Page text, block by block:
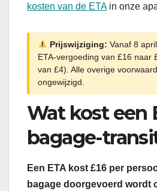
kosten van de ETAin onze
Prijswijziging: Vanaf 8
ETA-vergoeding van £16 naar
van £4). Alle overige
ongewijzigd.
Wat kost een
bagage-
Een ETA kost £16 per
bagage doorgevoerd wordt